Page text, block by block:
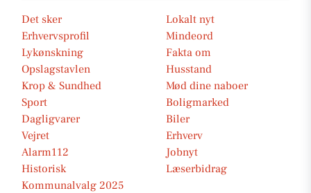
Det sker
Lokalt nyt
Erhvervsprofil
Mindeord
Lykønskning
Fakta om
Opslagstavlen
Husstand
Krop & Sundhed
Mød dine naboer
Sport
Boligmarked
Dagligvarer
Biler
Vejret
Erhverv
Alarm112
Jobnyt
Historisk
Læserbidrag
Kommunalvalg 2025